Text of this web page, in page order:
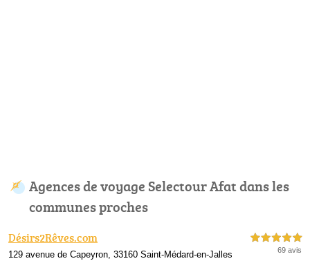
Agences de voyage Selectour Afat dans les
communes proches
Désirs2Rêves.com
129 avenue de Capeyron, 33160 Saint-Médard-en-Jalles
5,0 étoiles sur 5
69 avis